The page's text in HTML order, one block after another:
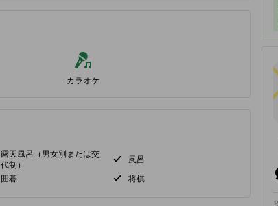
カラオケ
露天風呂（男女別または交
代制）
風呂
囲碁 将棋